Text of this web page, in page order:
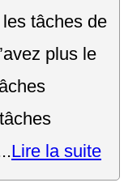
tâches de
plus le
Lire la suite